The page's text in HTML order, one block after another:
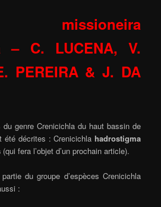
missioneira
– C. LUCENA, V.
PEREIRA & J. DA
genre Crenicichla du haut bassin de
été décrites : Crenicichla hadrostigma
(qui fera l’objet d’un prochain article).
du groupe d’espèces Crenicichla
: